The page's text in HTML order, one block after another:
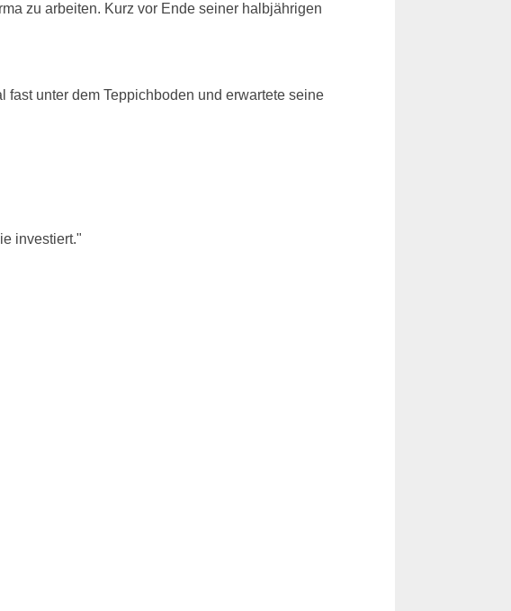
zu arbeiten. Kurz vor Ende seiner halbjährigen
unter dem Teppichboden und erwartete seine
investiert."